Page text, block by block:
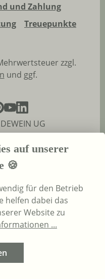
und Zahlung
Treuepunkte
zzgl.
und ggf.
UG
auf unserer
🍪
für den Betrieb
helfen dabei das
Website zu
...